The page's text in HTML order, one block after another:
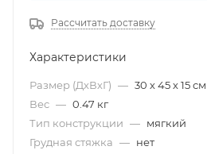
Рассчитать доставку
Характеристики
Размер (ДхВхГ) — 30 х 45 х 15 см
Вес — 0.47 кг
Тип конструкции — мягкий
Грудная стяжка — нет